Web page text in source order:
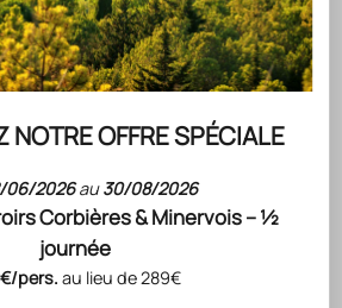
NOTRE OFFRE SPÉCIALE
06/2026au30/08/2026
Corbières & Minervois – ½
journée
pers. au lieu de 289€
DU SAVOIR-FAIRE GÉRARD
BERTRAND
& Notation